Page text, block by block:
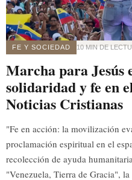
FE Y SOCIEDAD 10 MIN DE
Marcha para Jesús
solidaridad y fe en
Noticias Cristianas
"Fe en acción: la movilización
proclamación espiritual en el
recolección de ayuda humanitaria". Bajo la proclama
"Venezuela, Tierra de Gracia",